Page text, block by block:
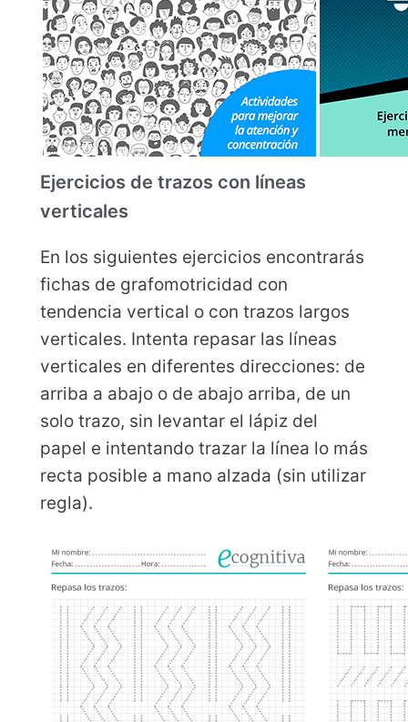
Ejercicios de trazos con líneas
verticales
En los siguientes ejercicios encontrarás
fichas de grafomotricidad con
tendencia vertical o con trazos largos
verticales. Intenta repasar las líneas
verticales en diferentes direcciones: de
arriba a abajo o de abajo arriba, de un
solo trazo, sin levantar el lápiz del
papel e intentando trazar la línea lo más
recta posible a mano alzada (sin utilizar
regla).